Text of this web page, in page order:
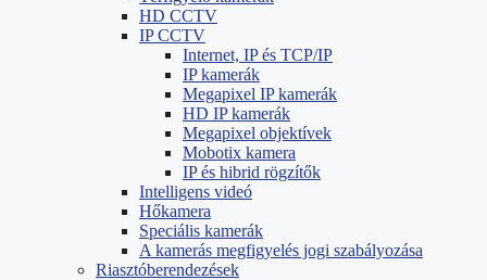
HD CCTV
IP CCTV
Internet, IP és TCP/IP
IP kamerák
Megapixel IP kamerák
HD IP kamerák
Megapixel objektívek
Mobotix kamera
IP és hibrid rögzítők
Intelligens videó
Hőkamera
Speciális kamerák
A kamerás megfigyelés jogi szabályozása
Riasztóberendezések